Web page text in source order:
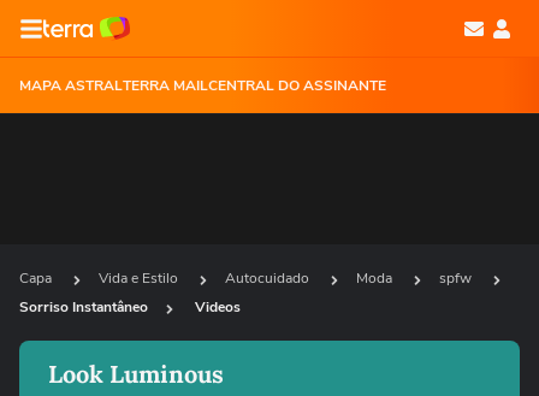
MAPA ASTRALTERRA MAILCENTRAL DO ASSINANTE
Capa Vida e Estilo Autocuidado Moda
spfw
Sorriso Instantâneo
Videos
Look Luminous